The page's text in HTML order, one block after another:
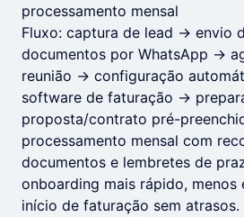
processamento mensal
Fluxo: captura de lead → envio
documentos por WhatsApp →
reunião → configuração
software de faturação →
proposta/contrato pré-
processamento mensal com
documentos e lembretes de
onboarding mais rápido, menos
início de faturação sem atrasos.